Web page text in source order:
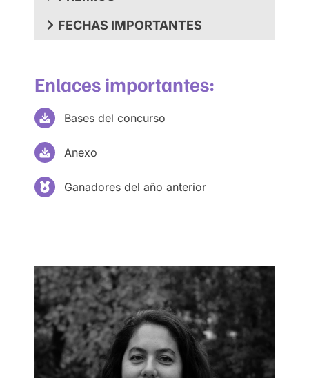
FECHAS IMPORTANTES
Enlaces importantes:
Bases del concurso
Anexo
Ganadores del año anterior